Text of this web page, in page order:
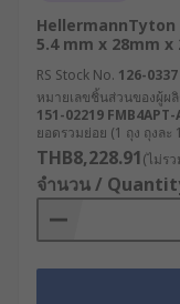
HellermannTyton
5.4 mm x 28mm x
RS Stock No. 126-0337
หมายเลขชิ้นส่วนของผู้ผ
151-02219 FMB4APT-
ยอดรวมย่อย (1 ถุง ถุงละ
THB8,228.91(ไม่ร
จำนวน /